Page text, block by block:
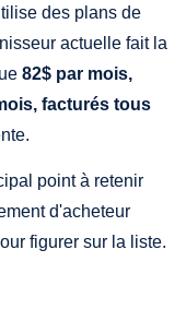
des plans de
actuelle fait la
82$ par mois,
facturés tous
point à retenir
d'acheteur
figurer sur la liste.